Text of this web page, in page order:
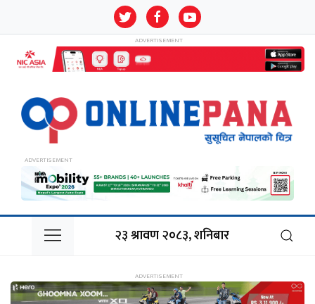
२३ श्रावण २०८३, शनिबार